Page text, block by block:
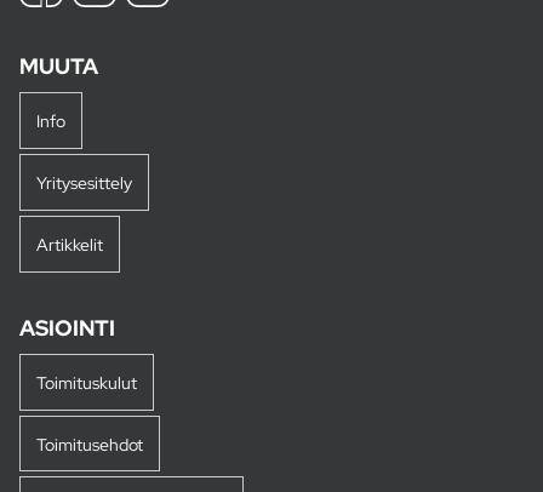
MUUTA
Info
Yritysesittely
Artikkelit
ASIOINTI
Toimituskulut
Toimitusehdot